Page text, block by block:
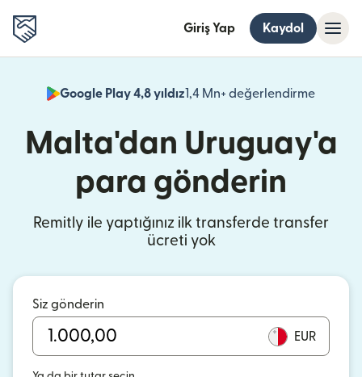
Giriş Yap Kaydol
Google Play 4,8 yıldız1,4 Mn+ değerlendirme
Malta'dan Uruguay'a
para gönderin
Remitly ile yaptığınız ilk transferde transfer
ücreti yok
Siz gönderin
EUR